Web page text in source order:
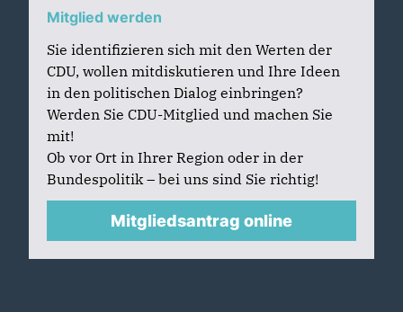
Mitglied werden
Sie identifizieren sich mit den Werten der
CDU, wollen mitdiskutieren und Ihre Ideen
in den politischen Dialog einbringen?
Werden Sie CDU-Mitglied und machen Sie
mit!
Ob vor Ort in Ihrer Region oder in der
Bundespolitik – bei uns sind Sie richtig!
Mitgliedsantrag online